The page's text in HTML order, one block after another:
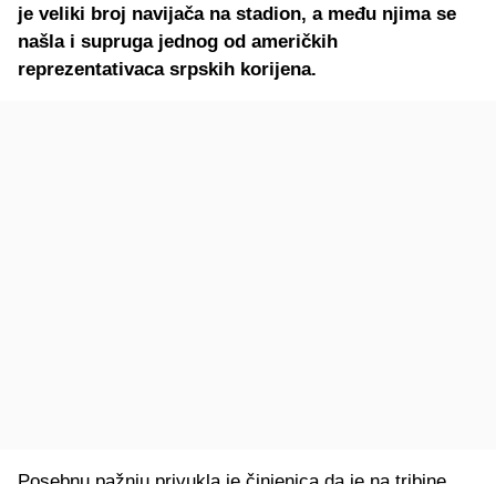
je veliki broj navijača na stadion, a među njima se
našla i supruga jednog od američkih
reprezentativaca srpskih korijena.